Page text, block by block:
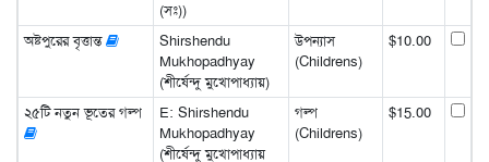
(সঃ))
অষ্টপুরের বৃত্তান্ত
Shirshendu
Mukhopadhyay
(শীর্ষেন্দু মুখোপাধ্যায়)
উপন্যাস
(Childrens)
$10.00
২৫টি নতুন ভূতের গল্প
E: Shirshendu
Mukhopadhyay
(শীর্ষেন্দু মুখোপাধ্যায়
গল্প
(Childrens)
$15.00